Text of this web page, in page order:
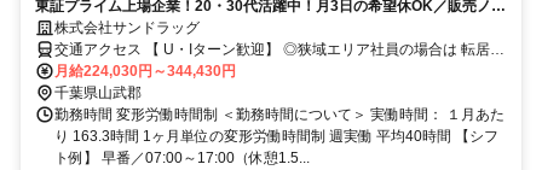
東証プライム上場企業！20・30代活躍中！月3日の希望休OK／販売ノル
マなし／年収例32歳SV816万円／販促企画～商品管理など店舗運営がメ
インの仕事
株式会社サンドラッグ
交通アクセス 【 U・Iターン歓迎】 ◎狭域エリア社員の場合は 転居を
伴う転勤はありません。 ◎マイカー通勤OK
月給224,030円～344,430円
千葉県山武郡
勤務時間 変形労働時間制 ＜勤務時間について＞ 実働時間： １月あた
り 163.3時間 1ヶ月単位の変形労働時間制 週実働 平均40時間 【シフ
ト例】 早番／07:00～17:00（休憩1.5...